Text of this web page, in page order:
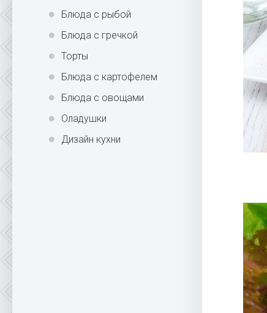
Блюда с рыбой
Блюда с гречкой
Торты
Блюда с картофелем
Блюда с овощами
Оладушки
Дизайн кухни